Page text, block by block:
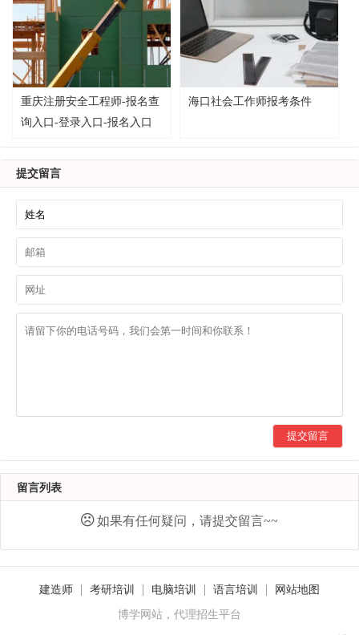
重庆注册安全工程师-报名查
询入口-登录入口-报名入口
海口社会工作师报考条件
提交留言
提交留言
留言列表
如果有任何疑问，请提交留言~~
建造师 考研培训 电脑培训 语言培训 网站地图
博学网站，代理招生平台